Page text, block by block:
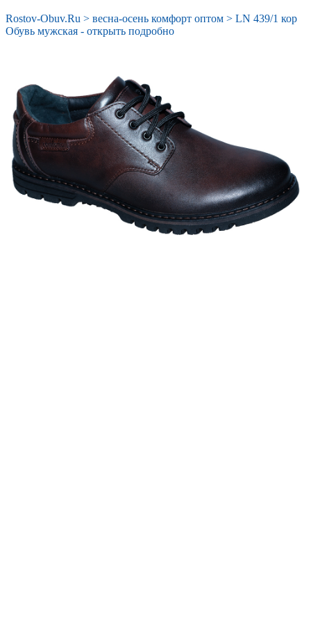
Rostov-Obuv.Ru > весна-осень комфорт оптом > LN 439/1 кор
Обувь мужская - открыть подробно